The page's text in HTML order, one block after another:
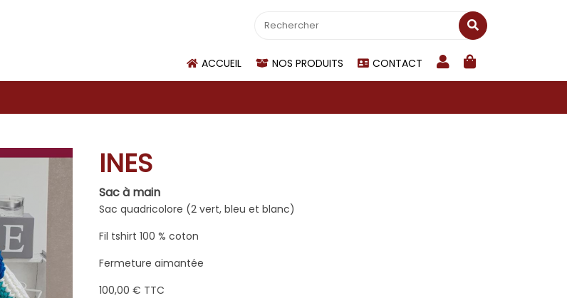
ACCUEIL NOS PRODUITS CONTACT
INES
Sac à main
Sac quadricolore (2 vert, bleu et blanc)
Fil tshirt 100 % coton
Fermeture aimantée
100,00 € TTC